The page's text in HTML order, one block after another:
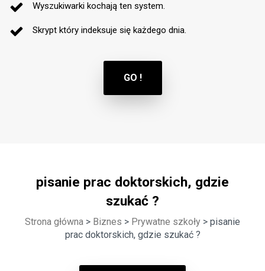
Wyszukiwarki kochają ten system.
Skrypt który indeksuje się każdego dnia.
GO !
pisanie prac doktorskich, gdzie
szukać ?
Strona główna > Biznes > Prywatne szkoły > pisanie
prac doktorskich, gdzie szukać ?